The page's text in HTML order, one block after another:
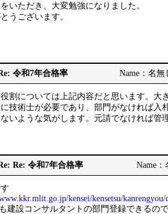
いただき、大変勉強になりました。
うございます。
令和7年合格率 Name：名
割については上記内容だと思います。大
に技術士が必要であり、部門がなければ
いような気がします。元請でなければ
Re: 令和7年合格率 Name
kensei/kensetsu/
建設コンサルタントの部門登録できるの